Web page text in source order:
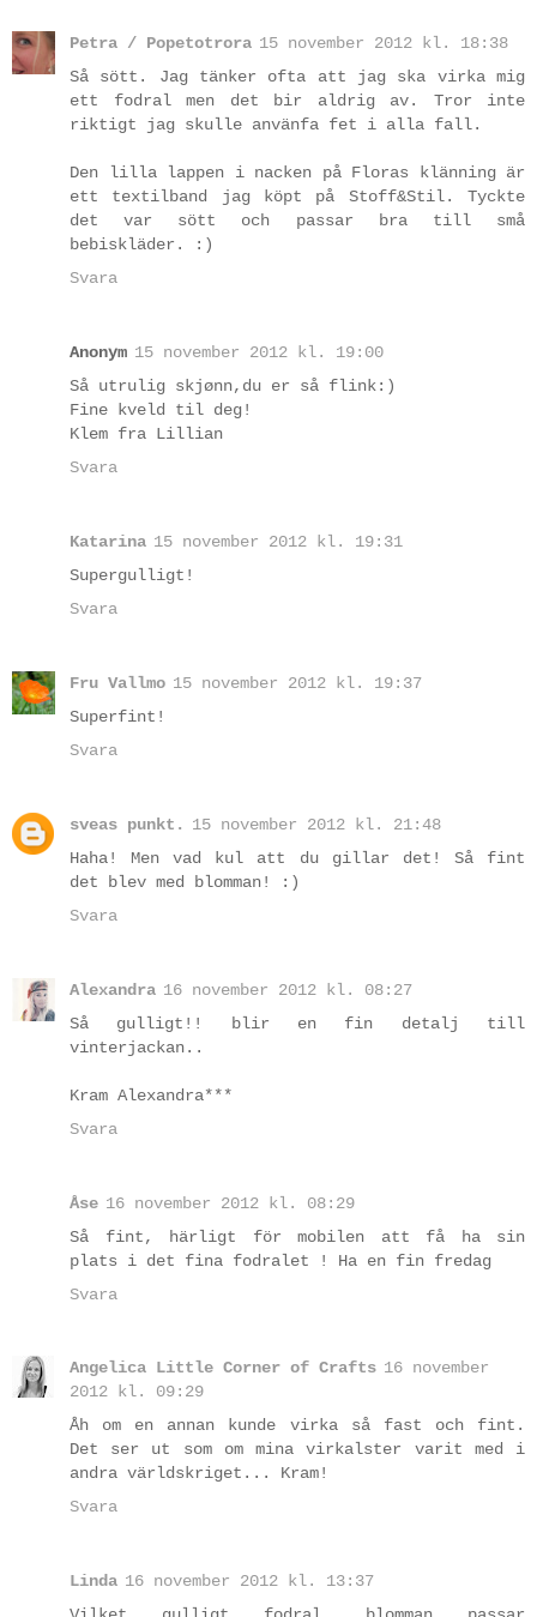
Petra / Popetotrora 15 november 2012 kl. 18:38
Så sött. Jag tänker ofta att jag ska virka mig
ett fodral men det bir aldrig av. Tror inte
riktigt jag skulle använfa fet i alla fall.
Den lilla lappen i nacken på Floras klänning är
ett textilband jag köpt på Stoff&Stil. Tyckte
det var sött och passar bra till små
bebiskläder. :)
Svara
Anonym 15 november 2012 kl. 19:00
Så utrulig skjønn,du er så flink:)
Fine kveld til deg!
Klem fra Lillian
Svara
Katarina 15 november 2012 kl. 19:31
Supergulligt!
Svara
Fru Vallmo 15 november 2012 kl. 19:37
Superfint!
Svara
sveas punkt.
15 november 2012 kl. 21:48
Haha! Men vad kul att du gillar det! Så fint
det blev med blomman! :)
Svara
Alexandra 16 november 2012 kl. 08:27
Så gulligt!! blir en fin detalj till
vinterjackan..
Kram Alexandra***
Svara
Åse 16 november 2012 kl. 08:29
Så fint, härligt för mobilen att få ha sin
plats i det fina fodralet ! Ha en fin fredag
Svara
Angelica Little Corner of Crafts 16 november
2012 kl. 09:29
Åh om en annan kunde virka så fast och fint.
Det ser ut som om mina virkalster varit med i
andra världskriget... Kram!
Svara
Linda 16 november 2012 kl. 13:37